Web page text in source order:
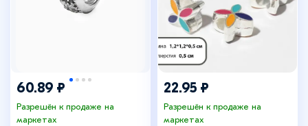
60.89 ₽
Разрешён к продаже на
маркетах
22.95 ₽
Разрешён к продаже на
маркетах